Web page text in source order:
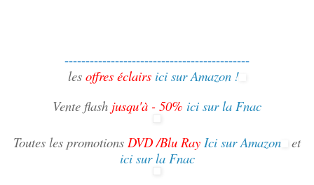
--------------------------------------------
les offres éclairs ici sur Amazon !
Vente flash jusqu'à - 50% ici sur la Fnac
Toutes les promotions DVD /Blu Ray Ici sur Amazon et
ici sur la Fnac